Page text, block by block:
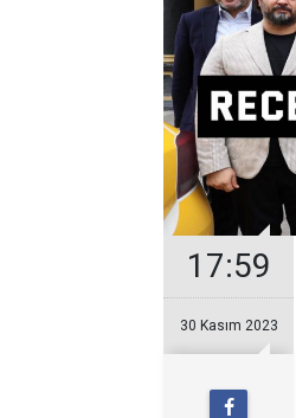
17:59
30 Kasım 2023